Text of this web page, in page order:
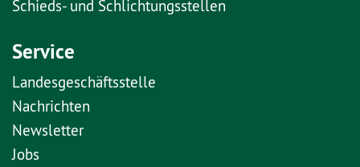
Schieds- und Schlichtungsstellen
Service
Landesgeschäftsstelle
Nachrichten
Newsletter
Jobs